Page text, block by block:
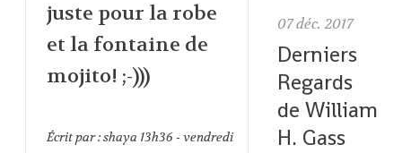
juste pour la robe
et la fontaine de
mojito! ;-)))
Écrit par :shaya 13h36- vendredi
07 déc. 2017
Derniers
Regards
de William
H. Gass